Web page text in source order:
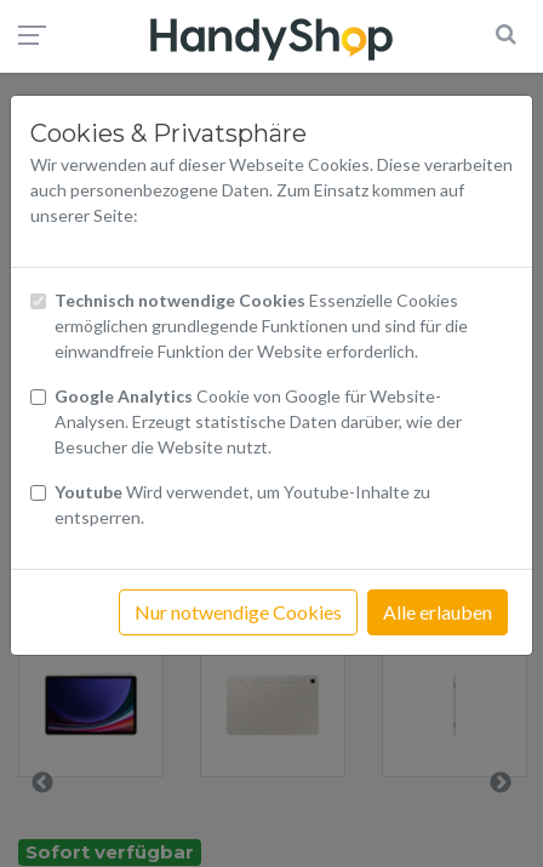
Cookies & Privatsphäre
Wir verwenden auf dieser Webseite Cookies. Diese verarbeiten
auch personenbezogene Daten. Zum Einsatz kommen auf
unserer Seite:
Technisch notwendige Cookies Essenzielle Cookies
ermöglichen grundlegende Funktionen und sind für die
einwandfreie Funktion der Website erforderlich.
Google Analytics Cookie von Google für Website-
Analysen. Erzeugt statistische Daten darüber, wie der
Besucher die Website nutzt.
YoutubeWird verwendet, um Youtube-Inhalte zu
entsperren.
Nur notwendige Cookies Alle erlauben
Sofort verfügbar